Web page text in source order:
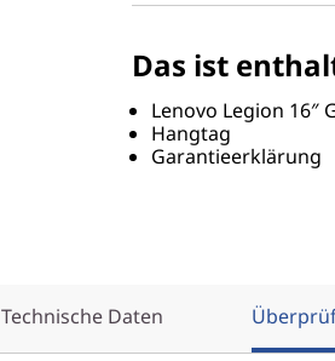
Das ist
Lenovo Legion 16″
Hangtag
Garantieerklärung
Technische Daten